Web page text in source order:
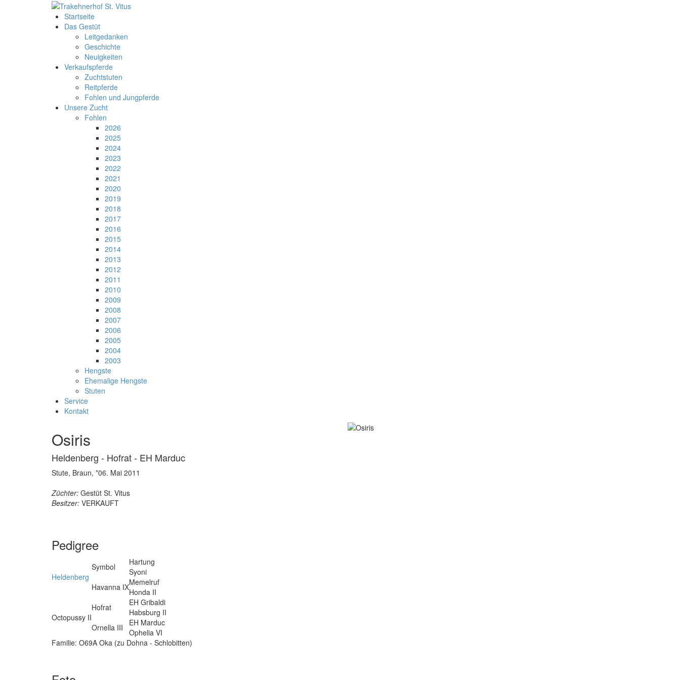
Startseite
Das Gestüt
Leitgedanken
Geschichte
Neuigkeiten
Verkaufspferde
Zuchtstuten
Reitpferde
Fohlen und Jungpferde
Unsere Zucht
Fohlen
2026
2025
2024
2023
2022
2021
2020
2019
2018
2017
2016
2015
2014
2013
2012
2011
2010
2009
2008
2007
2006
2005
2004
2003
Hengste
Ehemalige Hengste
Stuten
Service
Kontakt
Osiris
Heldenberg - Hofrat - EH Marduc
Stute, Braun, *06. Mai 2011
Züchter: Gestüt St. Vitus
Besitzer: VERKAUFT
Pedigree
Heldenberg
Symbol
Hartung
Syoni
Havanna IXMemelruf
Honda II
Octopussy II
Hofrat
EH Gribaldi
Habsburg II
Ornella III
EH Marduc
Ophelia VI
Familie: O69A Oka (zu Dohna - Schlobitten)